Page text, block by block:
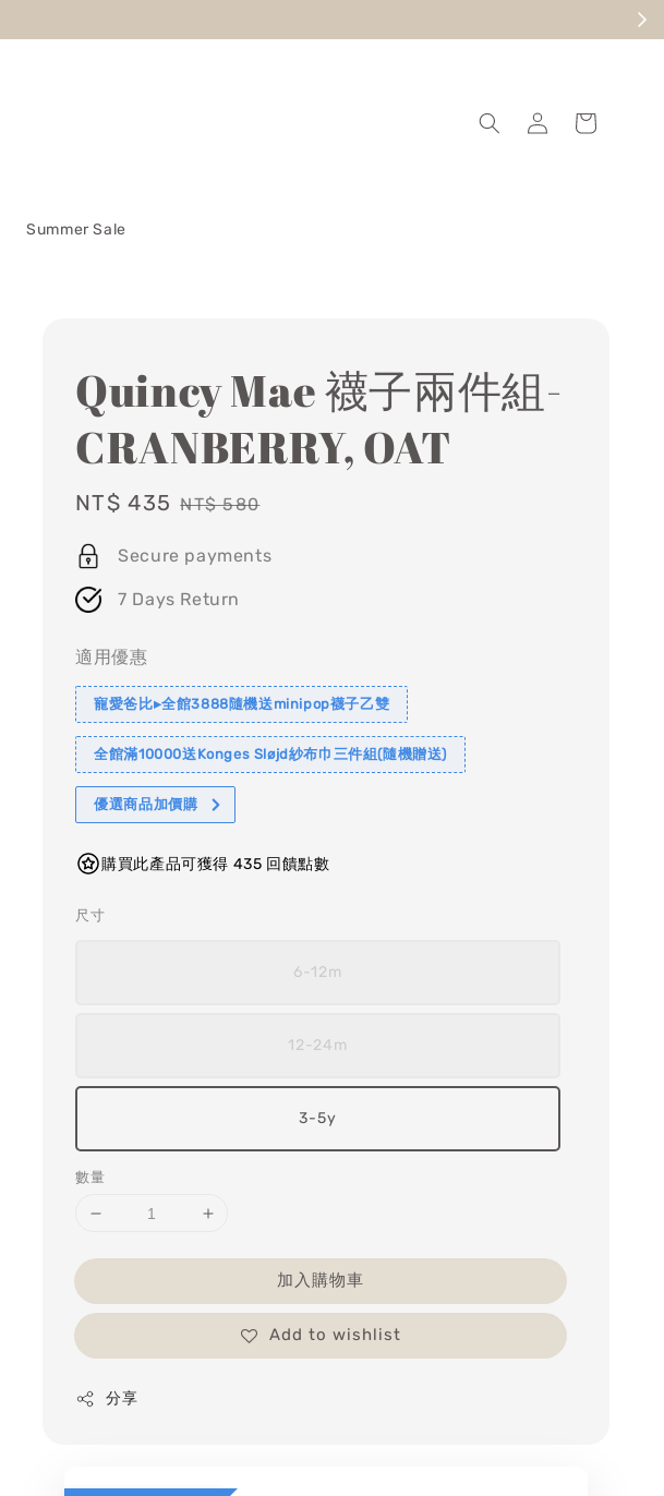
送800回饋金
Summer Sale
Quincy Mae 襪子兩件組-
CRANBERRY, OAT
Sale
NT$ 435 Regular
NT$ 580
Secure payments
7 Days Return
適用優惠
寵愛爸比▸全館3888隨機送minipop襪子乙雙
全館滿10000送Konges Sløjd紗布巾三件組(隨機贈送)
優選商品加價購
購買此產品可獲得 435 回饋點數
尺寸
6-12m
12-24m
3-5y
數量
加入購物車
Add to wishlist
分享